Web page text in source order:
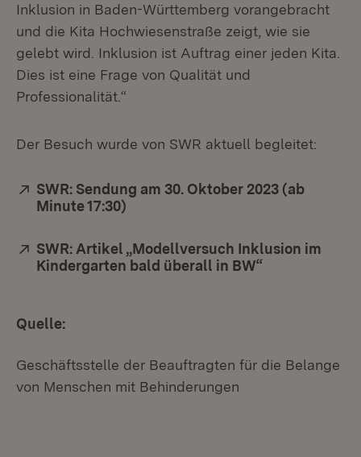
Inklusion in Baden-Württemberg vorangebracht
und die Kita Hochwiesenstraße zeigt, wie sie
gelebt wird. Inklusion ist Auftrag einer jeden Kita.
Dies ist eine Frage von Qualität und
Professionalität.“
Der Besuch wurde von SWR aktuell begleitet:
Extern:
SWR: Sendung am 30. Oktober 2023 (ab
Minute 17:30)
Extern:
SWR: Artikel „Modellversuch Inklusion im
Kindergarten bald überall in BW“
Quelle:
Geschäftsstelle der Beauftragten für die Belange
von Menschen mit Behinderungen